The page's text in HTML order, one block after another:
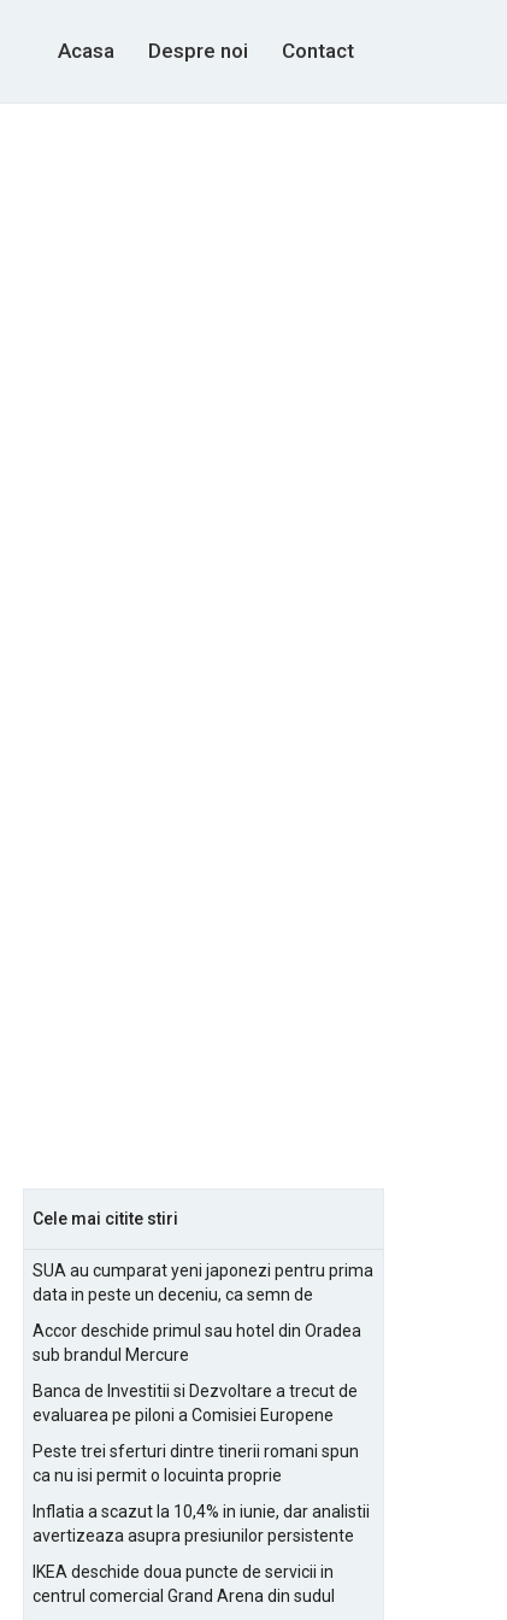
Acasa Despre noi Contact
Cele mai citite stiri
SUA au cumparat yeni japonezi pentru prima
data in peste un deceniu, ca semn de
Accor deschide primul sau hotel din Oradea
sub brandul Mercure
Banca de Investitii si Dezvoltare a trecut de
evaluarea pe piloni a Comisiei Europene
Peste trei sferturi dintre tinerii romani spun
ca nu isi permit o locuinta proprie
Inflatia a scazut la 10,4% in iunie, dar analistii
avertizeaza asupra presiunilor persistente
IKEA deschide doua puncte de servicii in
centrul comercial Grand Arena din sudul